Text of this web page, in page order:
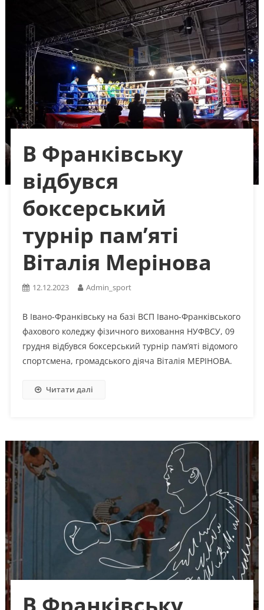
В Франківську
відбувся
боксерський
турнір пам’яті
Віталія Мерінова
12.12.2023 Admin_sport
В Івано-Франківську на базі ВСП Івано-Франківського
фахового коледжу фізичного виховання НУФВСУ, 09
грудня відбувся боксерський турнір пам’яті відомого
спортсмена, громадського діяча Віталія МЕРІНОВА.
Читати далі